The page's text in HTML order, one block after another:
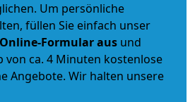
Um persönliche
füllen Sie einfach unser
Formular aus und
von ca. 4 Minuten kostenlose
Angebote. Wir halten unsere